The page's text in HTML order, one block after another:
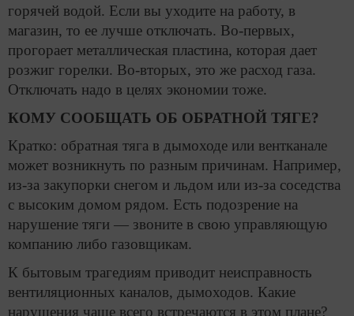
горячей водой. Если вы уходите на работу, в
магазин, то ее лучше отключать. Во-первых,
прогорает металлическая пластина, которая дает
розжиг горелки. Во-вторых, это же расход газа.
Отключать надо в целях экономии тоже.
КОМУ СООБЩАТЬ ОБ ОБРАТНОЙ ТЯГЕ?
Кратко: обратная тяга в дымоходе или вентканале
может возникнуть по разным причинам. Например,
из-за закупорки снегом и льдом или из-за соседства
с высоким домом рядом. Есть подозрение на
нарушение тяги — звоните в свою управляющую
компанию либо газовщикам.
К бытовым трагедиям приводит неисправность
вентиляционных каналов, дымоходов. Какие
нарушения чаще всего встречаются в этом плане?